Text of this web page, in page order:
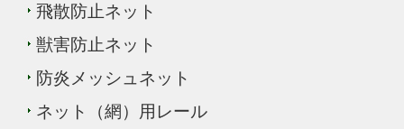
飛散防止ネット
獣害防止ネット
防炎メッシュネット
ネット（網）用レール